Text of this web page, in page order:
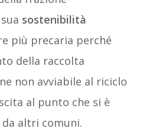
sostenibilità
più precaria perché
della raccolta
non avviabile al riciclo
al punto che si è
da altri comuni.